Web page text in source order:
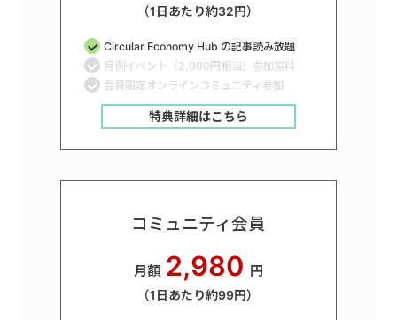
（1日あたり約32円）
Circular Economy Hub の記事読み放題
月例イベント（2,000円相当）参加無料
会員限定オンラインコミュニティ参加
特典詳細はこちら
コミュニティ会員
月額 2,980 円
（1日あたり約99円）